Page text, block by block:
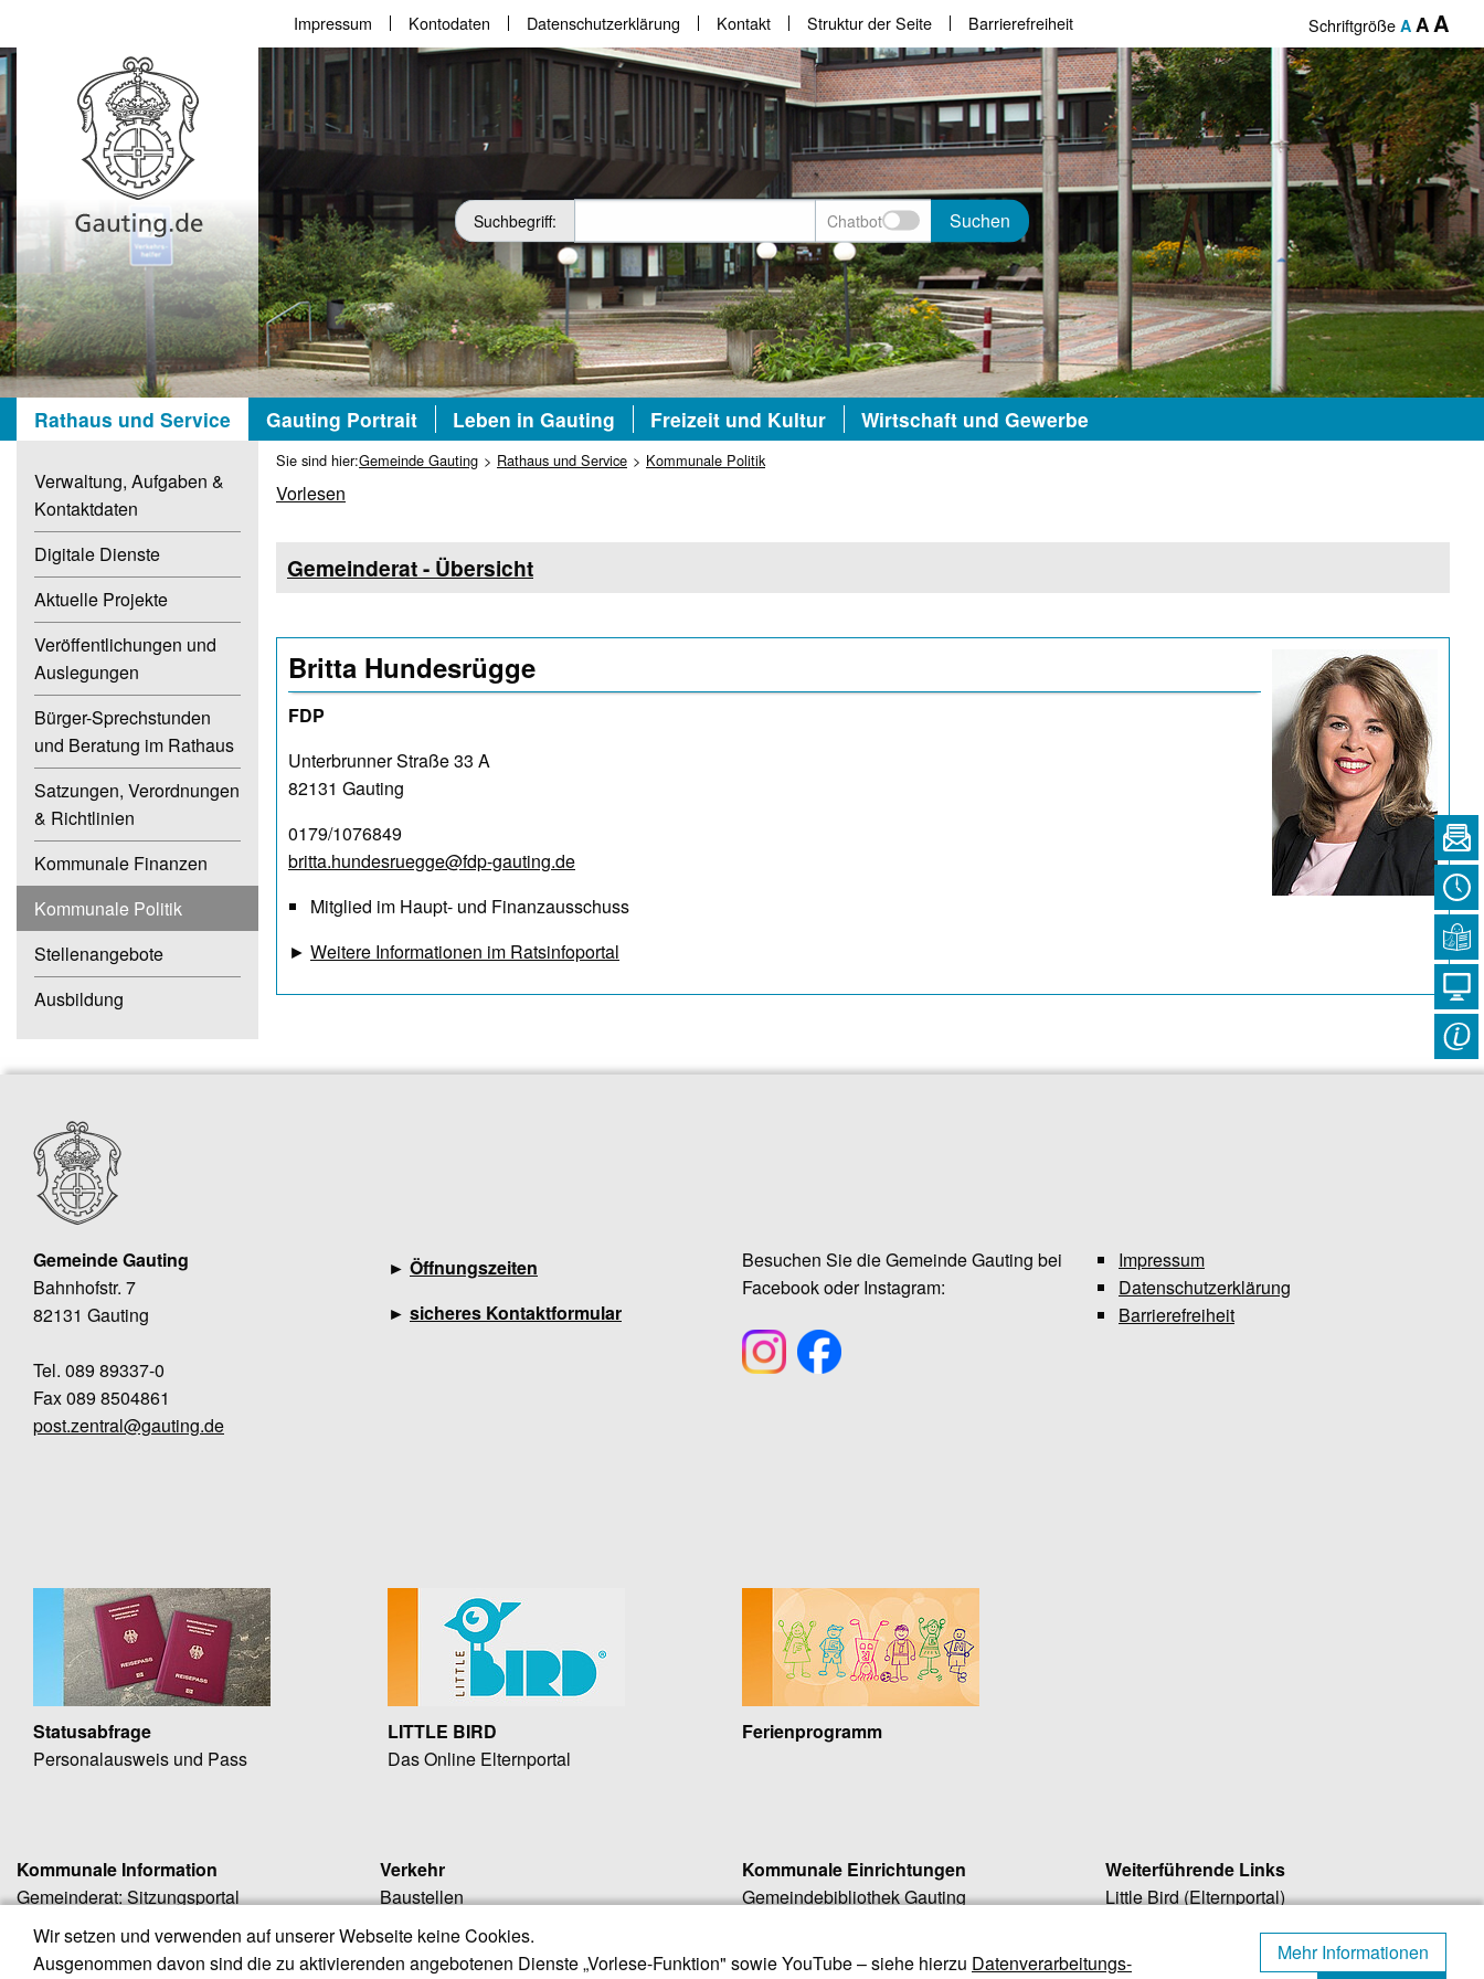
Wir setzen und verwenden auf unserer Webseite keine Cookies.
Ausgenommen davon sind die zu aktivierenden angebotenen Dienste „Vorlese-Funktion" sowie YouTube – siehe hierzu Datenverarbeitungs-
Mehr Informationen
Impressum Kontodaten Datenschutzerklärung Kontakt Struktur der Seite Barrierefreiheit Schriftgröße A AA
Suchbegriff: Chatbot Suchen
Rathaus und Service Gauting Portrait Leben in Gauting Freizeit und Kultur Wirtschaft und Gewerbe
Verwaltung, Aufgaben &
Kontaktdaten
Digitale Dienste
Aktuelle Projekte
Veröffentlichungen und
Auslegungen
Bürger-Sprechstunden
und Beratung im Rathaus
Satzungen, Verordnungen
& Richtlinien
Kommunale Finanzen
Kommunale Politik
Stellenangebote
Ausbildung
Sie sind hier:Gemeinde Gauting Rathaus und Service Kommunale Politik
Vorlesen
Gemeinderat - Übersicht
Britta Hundesrügge
FDP
Unterbrunner Straße 33 A
82131 Gauting
0179/1076849
britta.hundesruegge@fdp-gauting.de
Mitglied im Haupt- und Finanzausschuss
► Weitere Informationen im Ratsinfoportal
Gemeinde Gauting
Bahnhofstr. 7
82131 Gauting
Tel. 089 89337-0
Fax 089 8504861
post.zentral@gauting.de
► Öffnungszeiten
► sicheres Kontaktformular
Besuchen Sie die Gemeinde Gauting bei
Facebook oder Instagram:
Impressum
Datenschutzerklärung
Barrierefreiheit
Statusabfrage
Personalausweis und Pass
LITTLE BIRD
Das Online Elternportal
Ferienprogramm
Kommunale Information
Gemeinderat: Sitzungsportal
Amtsblatt
Bekanntmachungen
Verkehr
Baustellen
Öffentliche Verkehrsmittel
Bürgerbus
Kommunale Einrichtungen
Gemeindebibliothek Gauting
Gautinger Sommerbad
Weiterführende Links
Little Bird (Elternportal)
Würmtal Zweckverband